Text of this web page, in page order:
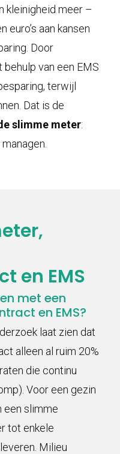
kleinigheid meer –
euro’s aan kansen
Door
van een EMS
terwijl
Dat is de
slimme meter:
en EMS
met een
en EMS?
laat zien dat
alleen al ruim 20%
die continu
Voor een gezin
een slimme
tot enkele
Milieu